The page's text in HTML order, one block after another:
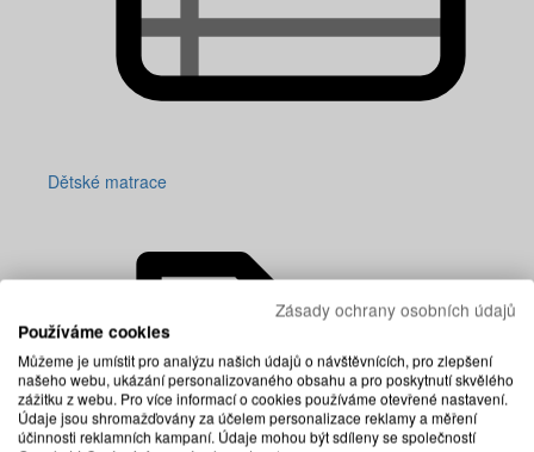
Dětské matrace
Zásady ochrany osobních údajů
Používáme cookies
Můžeme je umístit pro analýzu našich údajů o návštěvnících, pro zlepšení
našeho webu, ukázání personalizovaného obsahu a pro poskytnutí skvělého
zážitku z webu. Pro více informací o cookies používáme otevřené nastavení.
Údaje jsou shromažďovány za účelem personalizace reklamy a měření
účinnosti reklamních kampaní. Údaje mohou být sdíleny se společností